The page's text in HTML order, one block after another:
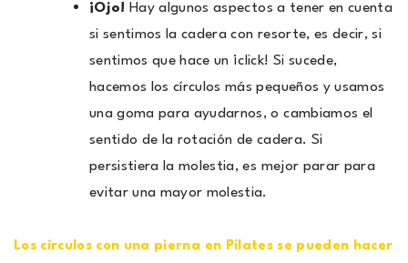
¡Ojo! Hay algunos aspectos a tener en cuenta
si sentimos la cadera con resorte, es decir, si
sentimos que hace un ¡click! Si sucede,
hacemos los círculos más pequeños y usamos
una goma para ayudarnos, o cambiamos el
sentido de la rotación de cadera. Si
persistiera la molestia, es mejor parar para
evitar una mayor molestia.
Los círculos con una pierna en Pilates se pueden hacer